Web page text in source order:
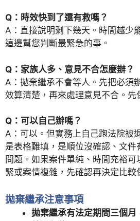
Q：時效快到了還有救嗎？
A：直接說明剩下幾天。時間越少
這邊幫您判斷最緊急的事。
Q：家族人多、意見不合怎麼辦？
A：拋棄繼承不會等人。先把必須
效算清楚，再來處理意見不合。先
Q：可以自己辦嗎？
A：可以。但實務上自己跑法院
是表格難填，是順位沒確認、文
問題。如果案件單純、時間充裕可
緊或案情複雜，先確認再決定比較
拋棄繼承注意事項
拋棄繼承有法定期間三個月